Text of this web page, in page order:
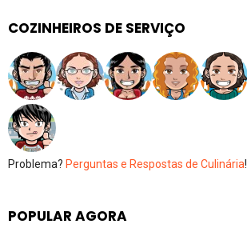
COZINHEIROS DE SERVIÇO
Problema? Perguntas e Respostas de Culinária!
POPULAR AGORA